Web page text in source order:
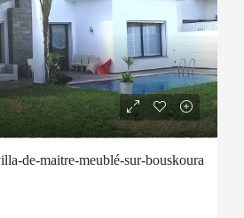
de-maitre-meublé-sur-bouskoura